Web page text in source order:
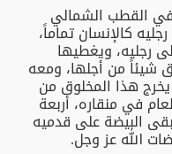
القطب الشمالي
كالإنسان تماماً،
رجليه، ويغطيها
شيئاً من أجلها، ومعه
هذا المخلوق من
في منقاره، أربعة
البيضة على قدميه
الله عز وجل.